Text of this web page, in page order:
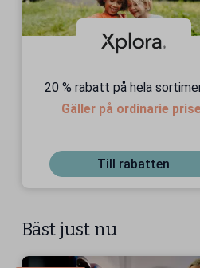
20 % rabatt på hela
Gäller på ordinarie
Till rabatten
Bäst just nu